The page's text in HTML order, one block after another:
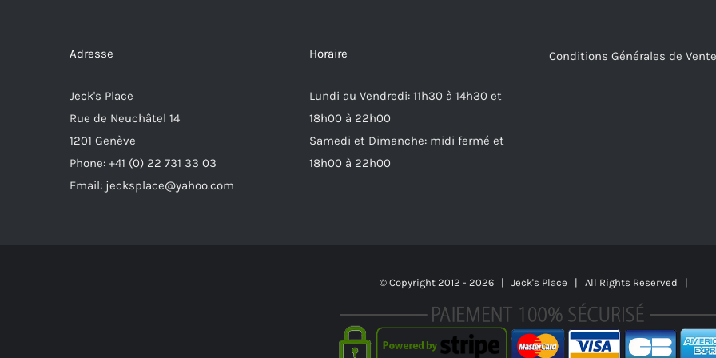
Adresse
Jeck's Place
Rue de Neuchâtel 14
1201 Genève
Phone: +41 (0) 22 731 33 03
Email: jecksplace@yahoo.com
Horaire
Lundi au Vendredi: 11h30 à 14h30 et
18h00 à 22h00
Samedi et Dimanche: midi fermé et
18h00 à 22h00
Conditions Générales de Vente
© Copyright 2012 - 2026 | Jeck's Place | All Rights Reserved |